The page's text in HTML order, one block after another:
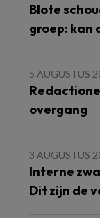
Blote
groep: kan
5 AUGUSTUS
overgang
3 AUGUSTUS
Interne
Dit zijn de